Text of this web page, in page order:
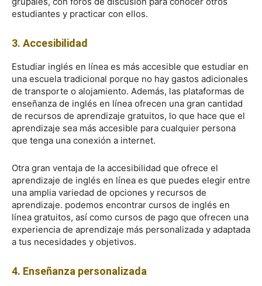
estudiantes y practicar con ellos.
3. Accesibilidad
Estudiar inglés en línea es más accesible que estudiar en
una escuela tradicional porque no hay gastos adicionales
de transporte o alojamiento. Además, las plataformas de
enseñanza de inglés en línea ofrecen una gran cantidad
de recursos de aprendizaje gratuitos, lo que hace que el
aprendizaje sea más accesible para cualquier persona
que tenga una conexión a internet.
Otra gran ventaja de la accesibilidad que ofrece el
aprendizaje de inglés en línea es que puedes elegir entre
una amplia variedad de opciones y recursos de
aprendizaje. podemos encontrar cursos de inglés en
línea gratuitos, así como cursos de pago que ofrecen una
experiencia de aprendizaje más personalizada y adaptada
a tus necesidades y objetivos.
4. Enseñanza personalizada